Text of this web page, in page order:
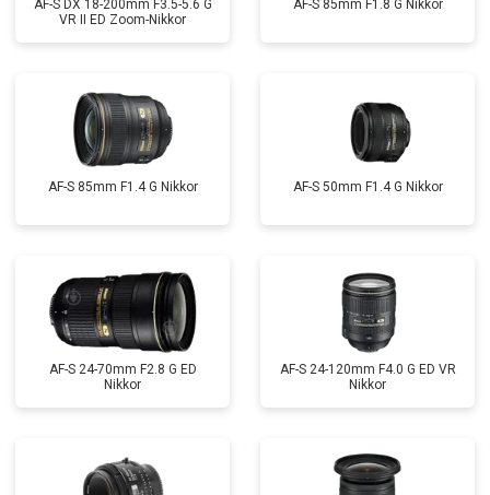
AF-S DX 18-200mm F3.5-5.6 G
VR II ED Zoom-Nikkor
AF-S 85mm F1.8 G Nikkor
AF-S 85mm F1.4 G Nikkor AF-S 50mm F1.4 G Nikkor
AF-S 24-70mm F2.8 G ED
Nikkor
AF-S 24-120mm F4.0 G ED VR
Nikkor